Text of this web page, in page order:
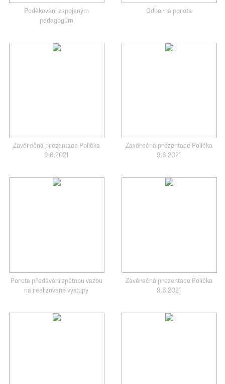
Poděkování zapojeným
pedagogům
Odborná porota
Závěrečná prezentace Polička
9.6.2021
Závěrečná prezentace Polička
9.6.2021
Porota předávání zpětnou vazbu
na realizované výstupy
Závěrečná prezentace Polička
9.6.2021